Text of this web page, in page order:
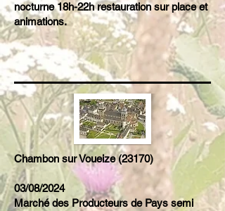
nocturne 18h-22h restauration sur place et
animations.
Chambon sur Voueize (23170)
03/08/2024
Marché des Producteurs de Pays semi